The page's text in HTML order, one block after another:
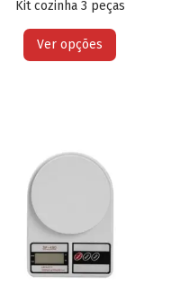
Kit cozinha 3 peças
Ver opções